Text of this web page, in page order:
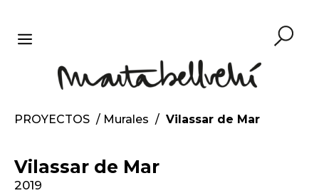
contenido
MENÚ
PROYECTOS / Murales / Vilassar de Mar
Vilassar de Mar
2019